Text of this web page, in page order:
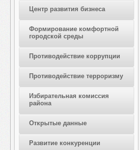
Центр развития бизнеса
Формирование комфортной
городской среды
Противодействие коррупции
Противодействие терроризму
Избирательная комиссия
района
Открытые данные
Развитие конкуренции